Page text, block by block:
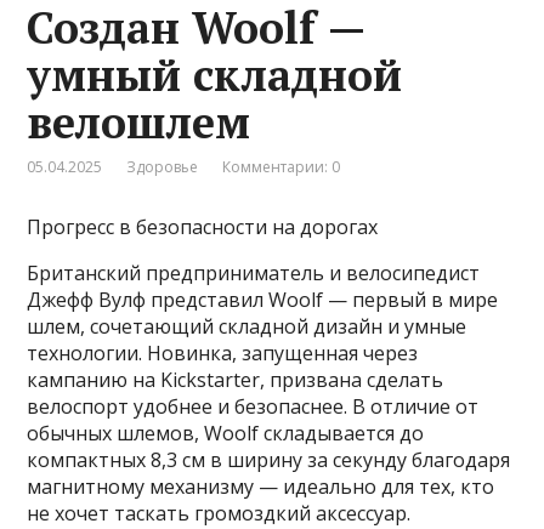
Создан Woolf —
умный складной
велошлем
05.04.2025 Здоровье Комментарии: 0
Прогресс в безопасности на дорогах
Британский предприниматель и велосипедист
Джефф Вулф представил Woolf — первый в мире
шлем, сочетающий складной дизайн и умные
технологии. Новинка, запущенная через
кампанию на Kickstarter, призвана сделать
велоспорт удобнее и безопаснее. В отличие от
обычных шлемов, Woolf складывается до
компактных 8,3 см в ширину за секунду благодаря
магнитному механизму — идеально для тех, кто
не хочет таскать громоздкий аксессуар.